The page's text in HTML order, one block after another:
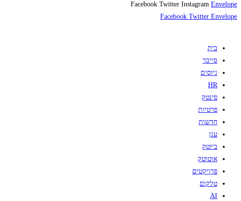
Facebook Twitter Instagram Envelope
Facebook Twitter Envelope
בית
סייבר
גיוסים
HR
פינטק
פרטיות
חדשות
ענן
ביוטק
אוטוטק
פרויקטים
טלקום
AI